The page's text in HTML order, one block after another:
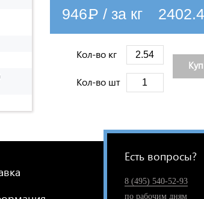
946Р / за кг
Кол-во кг
Кол-во шт
Есть вопросы?
8 (495) 540-52-93
по рабочим дням